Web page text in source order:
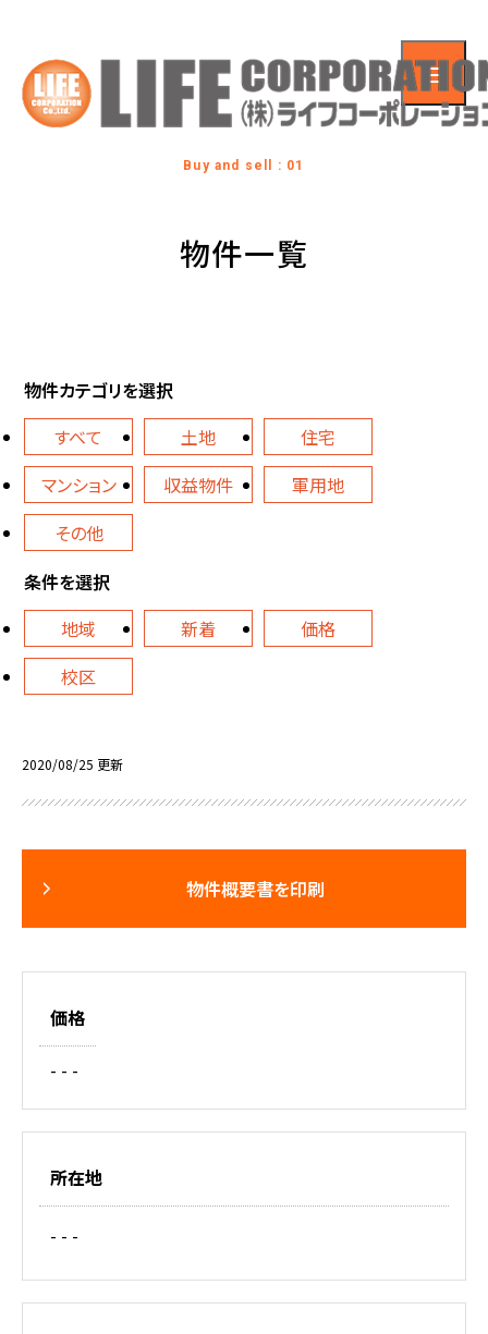
Buy and sell : 01
物件一覧
物件カテゴリを選択
すべて
土地
住宅
マンション
収益物件
軍用地
その他
条件を選択
地域
新着
価格
校区
2020/08/25 更新
物件概要書を印刷
価格
- - -
所在地
- - -